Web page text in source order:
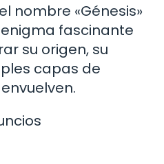
nombre «Génesis»
fascinante
su origen, su
capas de